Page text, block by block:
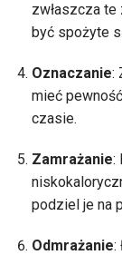
zwłaszcza te
być spożyte
Oznaczanie:
mieć
czasie.
Zamrażanie:
podziel je na
Odmrażanie: